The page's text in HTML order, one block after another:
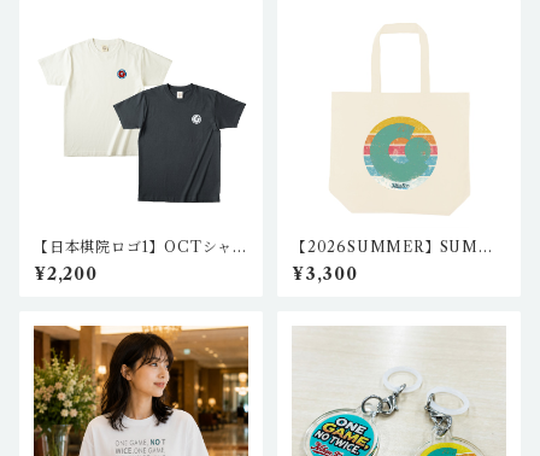
【日本棋院ロゴ1】OCTシャ
ツ IA-CT-N101,2（2カラ
ー）
¥2,200
【2026SUMMER】SUMME
Rロゴ キャンバストートバッ
グ(L) igo-tb-02
¥3,300